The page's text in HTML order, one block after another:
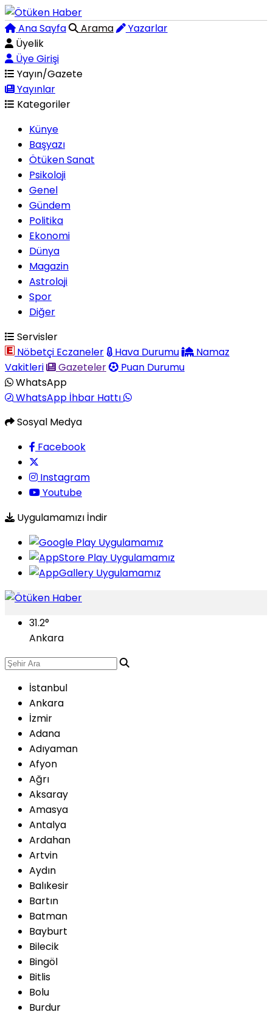
Ana Sayfa Arama
Yazarlar
Üyelik
Üye Girişi
Yayın/Gazete
Yayınlar
Kategoriler
Künye
Başyazı
Ötüken Sanat
Psikoloji
Genel
Gündem
Politika
Ekonomi
Dünya
Magazin
Astroloji
Spor
Diğer
Servisler
Nöbetçi Eczaneler
Hava Durumu
Namaz
Vakitleri
Gazeteler
Puan Durumu
WhatsApp
WhatsApp İhbar Hattı
Sosyal Medya
Facebook
Instagram
Youtube
Uygulamamızı İndir
31.2°
Ankara
İstanbul
Ankara
İzmir
Adana
Adıyaman
Afyon
Ağrı
Aksaray
Amasya
Antalya
Ardahan
Artvin
Aydın
Balıkesir
Bartın
Batman
Bayburt
Bilecik
Bingöl
Bitlis
Bolu
Burdur